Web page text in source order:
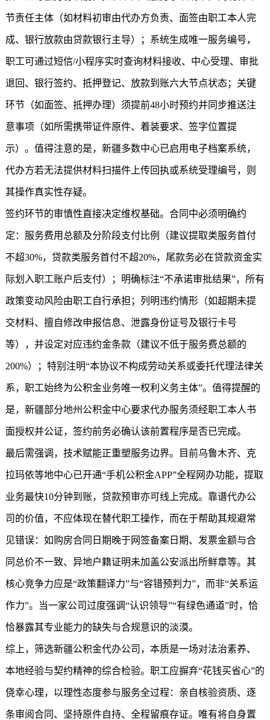
节责任主体（如材料初审由代办方负责、面签由职工本人完
成、银行放款由贷款银行主导）；系统生成唯一服务编号，
职工可通过短信/小程序实时查询材料接收、中心受理、审批
退回、银行签约、抵押登记、放款到账六大节点状态；关键
环节（如面签、抵押办理）须提前48小时预约并同步推送注
意事项（如所需携带证件原件、着装要求、签字位置提
示）。值得注意的是，新疆多数中心已启用电子档案系统，
代办方若无法提供材料扫描件上传回执或系统受理编号，则
其操作真实性存疑。
签约环节的审慎性直接决定维权基础。合同中必须明确约
定：服务费用总额及分阶段支付比例（建议提取类服务首付
不超30%，贷款类服务首付不超20%，尾款务必在贷款资金实
际划入职工账户后支付）；明确标注“不承诺审批结果”，所有
政策变动风险由职工自行承担；列明违约情形（如超期未提
交材料、擅自修改申报信息、泄露身份证号及银行卡号
等），并设定对应违约金条款（建议不低于服务费总额的
200%）；特别注明“本协议不构成劳动关系或委托代理法律关
系，职工始终为公积金业务唯一权利义务主体”。值得提醒的
是，新疆部分地州公积金中心要求代办服务须经职工本人书
面授权并公证，签约前务必确认该前置程序是否已完成。
最后需强调，技术赋能正重塑服务边界。目前乌鲁木齐、克
拉玛依等地中心已开通“手机公积金APP”全程网办功能，提取
业务最快10分钟到账，贷款预审亦可线上完成。靠谱代办公
司的价值，不应体现在替代职工操作，而在于帮助其规避常
见错误：如购房合同日期晚于网签备案日期、发票金额与合
同总价不一致、异地户籍证明未加盖公安派出所鲜章等。其
核心竞争力应是“政策翻译力”与“容错预判力”，而非“关系运
作力”。当一家公司过度强调“认识领导”“有绿色通道”时，恰
恰暴露其专业能力的缺失与合规意识的淡漠。
综上，筛选新疆公积金代办公司，本质是一场对法治素养、
本地经验与契约精神的综合检验。职工应摒弃“花钱买省心”的
侥幸心理，以理性态度参与服务全过程：亲自核验资质、逐
条审阅合同、坚持原件自持、全程留痕存证。唯有将自身置